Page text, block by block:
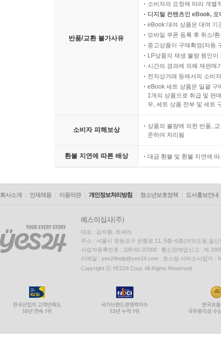
반품/교환 불가사유
소비자의 요청에 따라 개별
디지털 컨텐츠인 eBook,
eBook 대여 상품은 대여 기
모바일 쿠폰 등록 후 취소/
중고상품이 구매확정(자동
LP상품의 재생 불량 원인
시간의 경과에 의해 재판매
전자상거래 등에서의 소비
eBook 세트 상품은 일괄 구
1개의 상품으로 취급 및 판
우, 세트 상품 전부 및 세트
소비자 피해보상
상품의 불량에 의한 반품,
준하여 처리됨
환불 지연에 따른 배상 대금 환불 및 환불 지연에
회사소개 인재채용 이용약관 개인정보처리방침 청소년보호정책 도서홍보안내
대표 : 김석환, 최세라
주소 : 서울시 영등포구 은행로 11, 5층~6층(여의도동,일신
사업자등록번호 : 229-81-37000 통신판매업신고 : 제
이메일 : yes24help@yes24.com 호스팅 서비스사업자 :
Copyright ⓒ YES24 Corp. All Rights Reserved.